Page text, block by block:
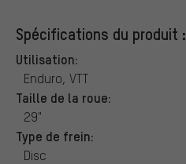
Spécifications du produit :
Utilisation:
Enduro, VTT
Taille de la roue:
29"
Type de frein:
Disc